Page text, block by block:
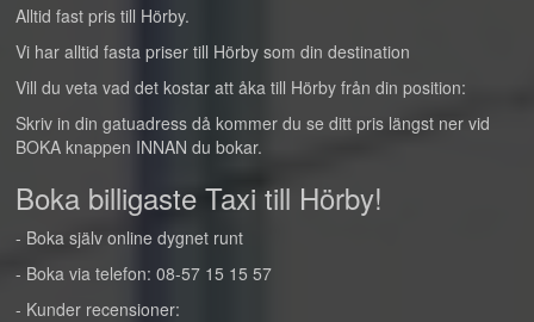
Alltid fast pris till Hörby.
Vi har alltid fasta priser till Hörby som din destination
Vill du veta vad det kostar att åka till Hörby från din position:
Skriv in din gatuadress då kommer du se ditt pris längst ner vid
BOKA knappen INNAN du bokar.
Boka billigaste Taxi till Hörby!
- Boka själv online dygnet runt
- Boka via telefon: 08-57 15 15 57
- Kunder recensioner: